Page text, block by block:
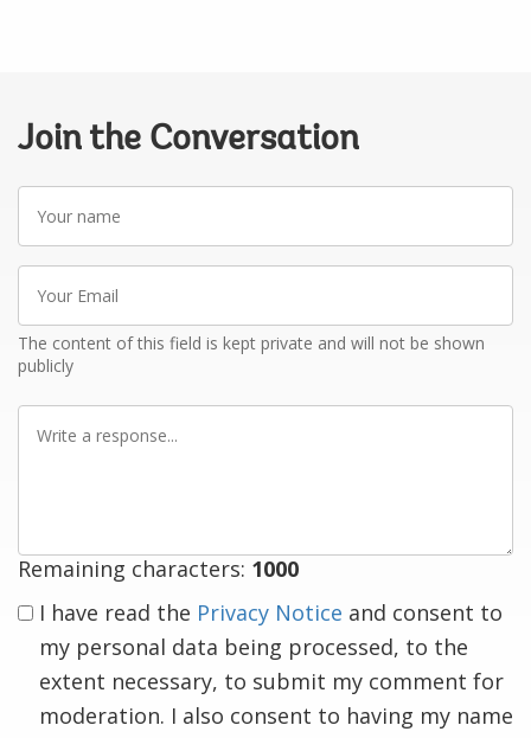
Join the Conversation
name
Email
The content of this field is kept private and will not be shown
publicly
Remaining characters: 1000
I have read the Privacy Notice and consent to
my personal data being processed, to the
extent necessary, to submit my comment for
moderation. I also consent to having my name